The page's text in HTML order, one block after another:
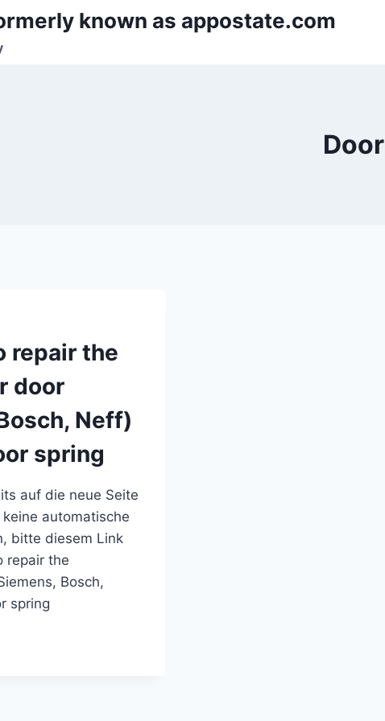
known as appostate.com
Door
repair the
door
Neff)
spring
auf die neue Seite
automatische
bitte diesem Link
repair the
Bosch,
spring